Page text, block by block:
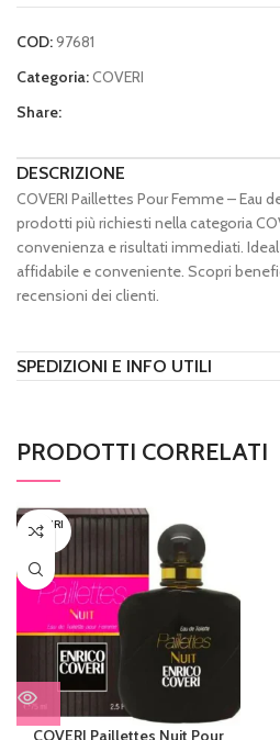
COD:97681
Categoria:COVERI
Share:
DESCRIZIONE
COVERI Paillettes Pour Femme – Eau
prodotti più richiesti nella categoria
convenienza e risultati immediati.
affidabile e conveniente. Scopri
recensioni dei clienti.
SPEDIZIONI E INFO UTILI
PRODOTTI CORRELATI
ESAURI
TO
COVERI Paillettes Nuit Pour